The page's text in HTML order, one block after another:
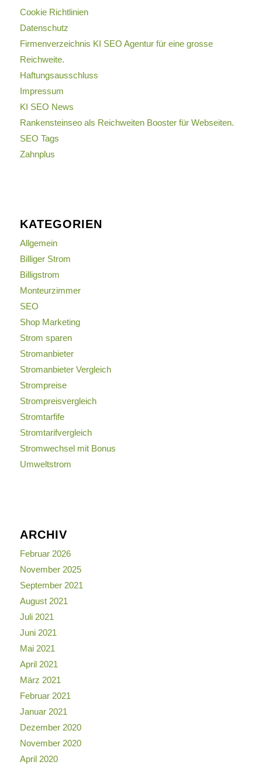
Cookie Richtlinien
Datenschutz
Firmenverzeichnis KI SEO Agentur für eine grosse
Reichweite.
Haftungsausschluss
Impressum
KI SEO News
Rankensteinseo als Reichweiten Booster für Webseiten.
SEO Tags
Zahnplus
KATEGORIEN
Allgemein
Billiger Strom
Billigstrom
Monteurzimmer
SEO
Shop Marketing
Strom sparen
Stromanbieter
Stromanbieter Vergleich
Strompreise
Strompreisvergleich
Stromtarfife
Stromtarifvergleich
Stromwechsel mit Bonus
Umweltstrom
ARCHIV
Februar 2026
November 2025
September 2021
August 2021
Juli 2021
Juni 2021
Mai 2021
April 2021
März 2021
Februar 2021
Januar 2021
Dezember 2020
November 2020
April 2020